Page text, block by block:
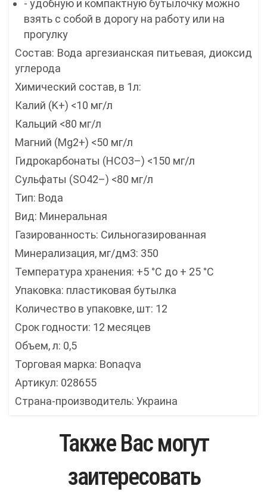
- удобную и компактную бутылочку можно
взять с собой в дорогу на работу или на
прогулку
Состав: Вода аргезианская питьевая, диоксид
углерода
Химический состав, в 1л:
Калий (K+) <10 мг/л
Кальций <80 мг/л
Магний (Mg2+) <50 мг/л
Гидрокарбонаты (HCO3–) <150 мг/л
Сульфаты (SO42–) <80 мг/л
Тип: Вода
Вид: Минеральная
Газированность: Сильногазированная
Минерализация, мг/дм3: 350
Температура хранения: +5 °C до + 25 °C
Упаковка: пластиковая бутылка
Количество в упаковке, шт: 12
Срок годности: 12 месяцев
Объем, л: 0,5
Торговая марка: Bonaqva
Артикул: 028655
Страна-производитель: Украина
Также Вас могут
заитересовать